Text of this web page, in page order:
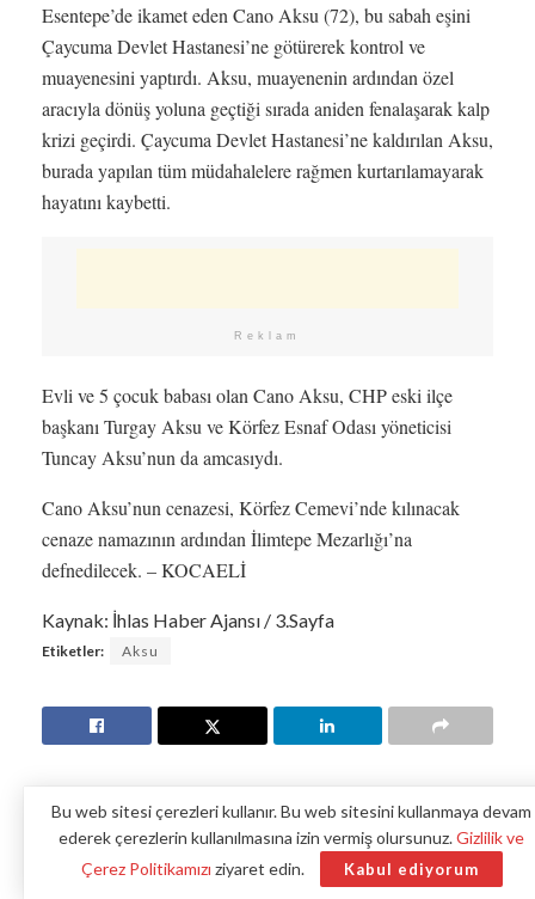
Esentepe’de ikamet eden Cano Aksu (72), bu sabah eşini
Çaycuma Devlet Hastanesi’ne götürerek kontrol ve
muayenesini yaptırdı. Aksu, muayenenin ardından özel
aracıyla dönüş yoluna geçtiği sırada aniden fenalaşarak kalp
krizi geçirdi. Çaycuma Devlet Hastanesi’ne kaldırılan Aksu,
burada yapılan tüm müdahalelere rağmen kurtarılamayarak
hayatını kaybetti.
Reklam
Evli ve 5 çocuk babası olan Cano Aksu, CHP eski ilçe
başkanı Turgay Aksu ve Körfez Esnaf Odası yöneticisi
Tuncay Aksu’nun da amcasıydı.
Cano Aksu’nun cenazesi, Körfez Cemevi’nde kılınacak
cenaze namazının ardından İlimtepe Mezarlığı’na
defnedilecek. – KOCAELİ
Kaynak: İhlas Haber Ajansı / 3.Sayfa
Etiketler: Aksu
Bu web sitesi çerezleri kullanır. Bu web sitesini kullanmaya devam
ederek çerezlerin kullanılmasına izin vermiş olursunuz.Gizlilik ve
Çerez Politikamızı ziyaret edin. Kabul ediyorum